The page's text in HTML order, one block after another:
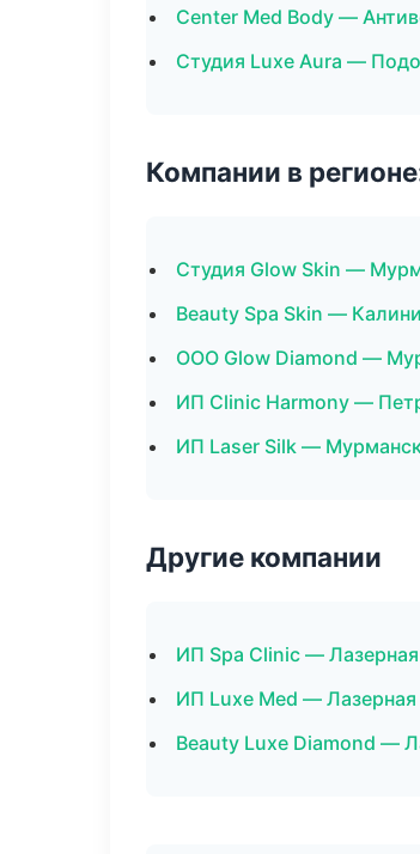
Center Med Body —
Студия Luxe Aura —
Компании в
Студия Glow Skin —
Beauty Spa Skin —
ООО Glow Diamond —
ИП Clinic Harmony —
ИП Laser Silk —
Другие компании
ИП Spa Clinic —
ИП Luxe Med —
Beauty Luxe Diamond —